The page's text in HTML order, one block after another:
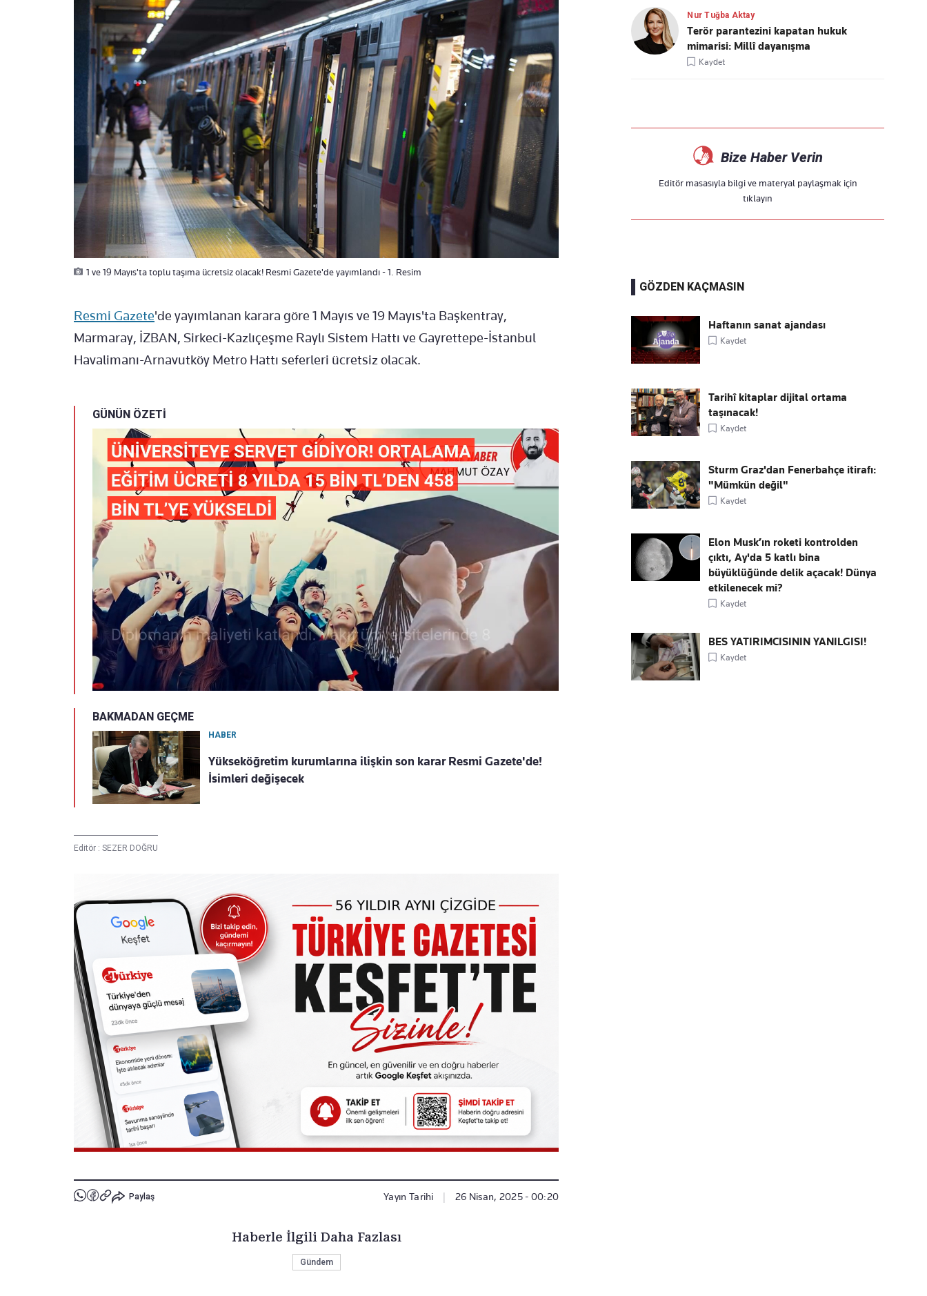
1 ve 19 Mayıs'ta toplu taşıma ücretsiz olacak! Resmi Gazete'de yayımlandı - 1. Resim
Resmi Gazete'de yayımlanan karara göre 1 Mayıs ve 19 Mayıs'ta Başkentray,
Marmaray, İZBAN, Sirkeci-Kazlıçeşme Raylı Sistem Hattı ve Gayrettepe-İstanbul
Havalimanı-Arnavutköy Metro Hattı seferleri ücretsiz olacak.
GÜNÜN ÖZETİ
BAKMADAN GEÇME
HABER
Yükseköğretim kurumlarına ilişkin son karar Resmi Gazete'de!
İsimleri değişecek
Editör : SEZER DOĞRU
Paylaş Yayın Tarihi 26 Nisan, 2025 - 00:20
Haberle İlgili Daha Fazlası
Gündem
Nur Tuğba Aktay
Terör parantezini kapatan hukuk
mimarisi: Millî dayanışma
Kaydet
Bize Haber Verin
Editör masasıyla bilgi ve materyal paylaşmak için
tıklayın
GÖZDEN KAÇMASIN
Haftanın sanat ajandası
Kaydet
Tarihî kitaplar dijital ortama
taşınacak!
Kaydet
Sturm Graz'dan Fenerbahçe itirafı:
"Mümkün değil"
Kaydet
Elon Musk’ın roketi kontrolden
çıktı, Ay'da 5 katlı bina
büyüklüğünde delik açacak! Dünya
etkilenecek mi?
Kaydet
BES YATIRIMCISININ YANILGISI!
Kaydet